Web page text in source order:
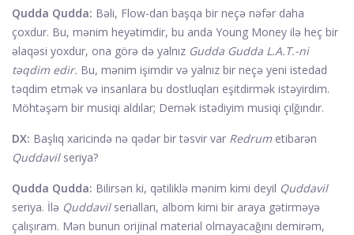
Qudda Qudda: Bəli, Flow-dan başqa bir neçə nəfər daha
çoxdur. Bu, mənim heyətimdir, bu anda Young Money ilə heç bir
əlaqəsi yoxdur, ona görə də yalnız Gudda Gudda L.A.T.-ni
təqdim edir. Bu, mənim işimdir və yalnız bir neçə yeni istedad
təqdim etmək və insanlara bu dostluqları eşitdirmək istəyirdim.
Möhtəşəm bir musiqi aldılar; Demək istədiyim musiqi çılğındır.
DX: Başlıq xaricində nə qədər bir təsvir var Redrum etibarən
Quddavilseriya?
Qudda Qudda: Bilirsən ki, qətiliklə mənim kimi deyil Quddavil
seriya. İlə Quddavilserialları, albom kimi bir araya gətirməyə
çalışıram. Mən bunun orijinal material olmayacağını demirəm,